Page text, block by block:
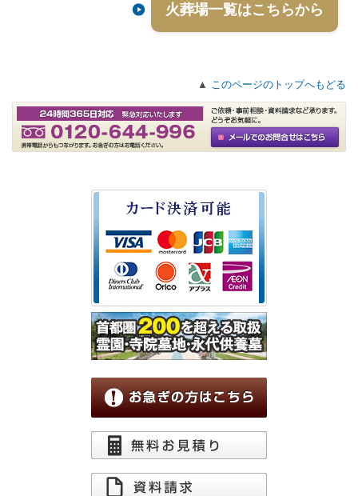
火葬場一覧はこちらから
▲ このページのトップへもどる